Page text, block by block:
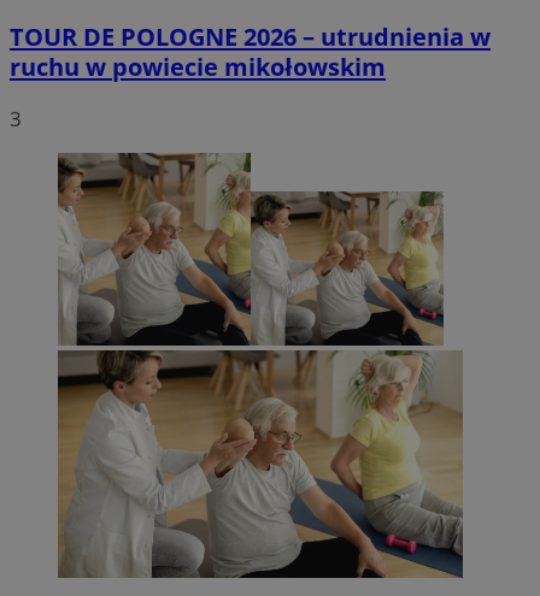
TOUR DE POLOGNE 2026 – utrudnienia w
ruchu w powiecie mikołowskim
3